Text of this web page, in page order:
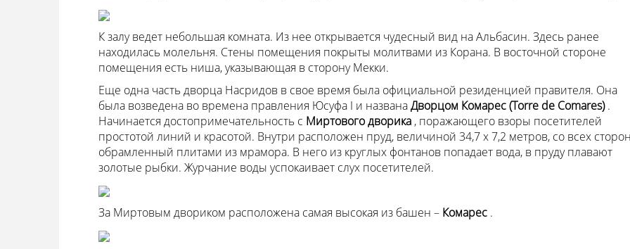
К залу ведет небольшая комната. Из нее открывается чудесный вид на Альбасин. Здесь ранее
находилась молельня. Стены помещения покрыты молитвами из Корана. В восточной стороне
помещения есть ниша, указывающая в сторону Мекки.
Еще одна часть дворца Насридов в свое время была официальной резиденцией правителя. Она
была возведена во времена правления Юсуфа I и названаДворцом Комарес (Torre de Comares).
Начинается достопримечательность с Миртового дворика , поражающего взоры посетителей
простотой линий и красотой. Внутри расположен пруд, величиной 34,7 х 7,2 метров, со всех
обрамленный плитами из мрамора. В него из круглых фонтанов попадает вода, в пруду плавают
золотые рыбки. Журчание воды успокаивает слух посетителей.
За Миртовым двориком расположена самая высокая из башен – Комарес .